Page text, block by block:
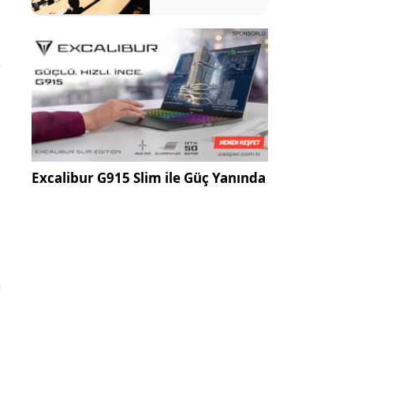
İşte detaylar
Excalibur G915 Slim ile Güç Yanında